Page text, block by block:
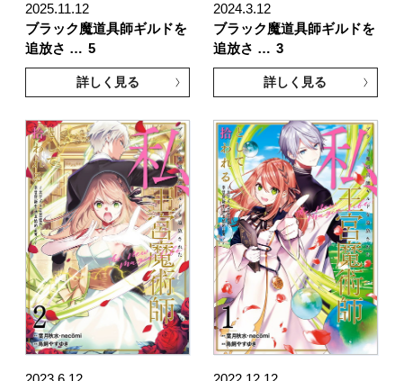
2025.11.12
ブラック魔道具師ギルドを
追放さ … 5
詳しく見る
2024.3.12
ブラック魔道具師ギルドを
追放さ … 3
詳しく見る